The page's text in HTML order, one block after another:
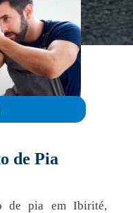
de Pia
de pia em Ibirité,